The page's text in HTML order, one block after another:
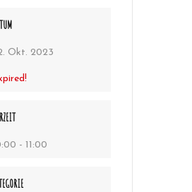
Okt. 2023
- 11:00